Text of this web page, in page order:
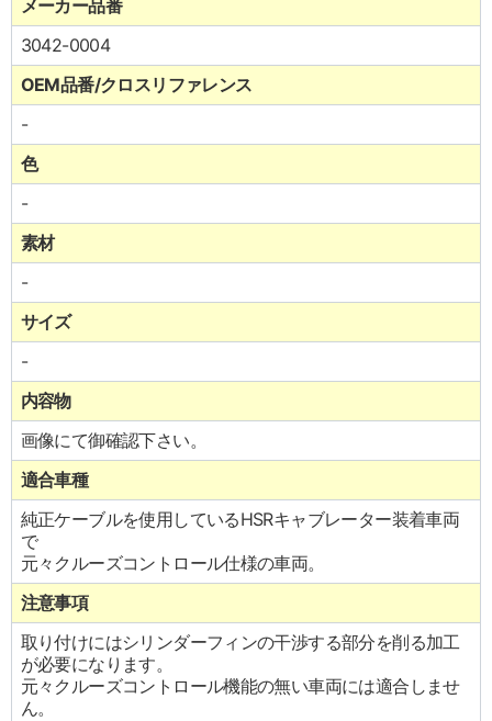
メーカー品番
3042-0004
OEM品番/クロスリファレンス
-
色
-
素材
-
サイズ
-
内容物
画像にて御確認下さい。
適合車種
純正ケーブルを使用しているHSRキャブレーター装着車両
で
元々クルーズコントロール仕様の車両。
注意事項
取り付けにはシリンダーフィンの干渉する部分を削る加工
が必要になります。
元々クルーズコントロール機能の無い車両には適合しませ
ん。